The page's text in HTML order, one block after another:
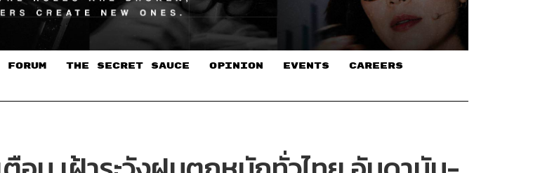
FORUM THE SECRET SAUCE​ OPINION EVENTS CAREERS